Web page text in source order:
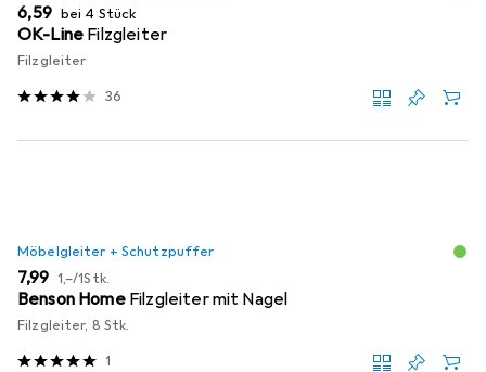
EUR
6,59 bei 4 Stück
OK-Line Filzgleiter
Filzgleiter
36
Möbelgleiter + Schutzpuffer
EUR
7,99 EUR
1,–/1Stk.
Benson Home Filzgleiter mit Nagel
Filzgleiter, 8 Stk.
1